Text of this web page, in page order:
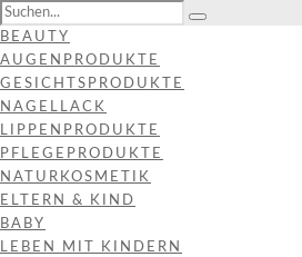
BEAUTY
AUGENPRODUKTE
GESICHTSPRODUKTE
NAGELLACK
LIPPENPRODUKTE
PFLEGEPRODUKTE
NATURKOSMETIK
ELTERN & KIND
BABY
LEBEN MIT KINDERN